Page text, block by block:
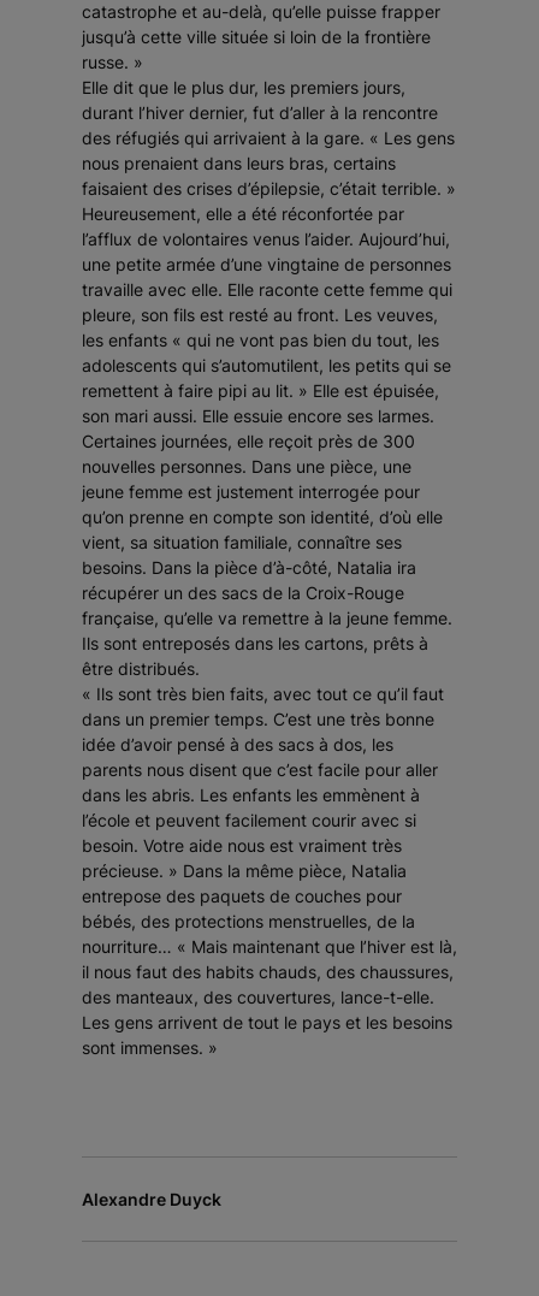
catastrophe et au-delà, qu’elle puisse frapper
jusqu’à cette ville située si loin de la frontière
russe. »
Elle dit que le plus dur, les premiers jours,
durant l’hiver dernier, fut d’aller à la rencontre
des réfugiés qui arrivaient à la gare. « Les gens
nous prenaient dans leurs bras, certains
faisaient des crises d’épilepsie, c’était terrible. »
Heureusement, elle a été réconfortée par
l’afflux de volontaires venus l’aider. Aujourd’hui,
une petite armée d’une vingtaine de personnes
travaille avec elle. Elle raconte cette femme qui
pleure, son fils est resté au front. Les veuves,
les enfants « qui ne vont pas bien du tout, les
adolescents qui s’automutilent, les petits qui se
remettent à faire pipi au lit. » Elle est épuisée,
son mari aussi. Elle essuie encore ses larmes.
Certaines journées, elle reçoit près de 300
nouvelles personnes. Dans une pièce, une
jeune femme est justement interrogée pour
qu’on prenne en compte son identité, d’où elle
vient, sa situation familiale, connaître ses
besoins. Dans la pièce d’à-côté, Natalia ira
récupérer un des sacs de la Croix-Rouge
française, qu’elle va remettre à la jeune femme.
Ils sont entreposés dans les cartons, prêts à
être distribués.
« Ils sont très bien faits, avec tout ce qu’il faut
dans un premier temps. C’est une très bonne
idée d’avoir pensé à des sacs à dos, les
parents nous disent que c’est facile pour aller
dans les abris. Les enfants les emmènent à
l’école et peuvent facilement courir avec si
besoin. Votre aide nous est vraiment très
précieuse. » Dans la même pièce, Natalia
entrepose des paquets de couches pour
bébés, des protections menstruelles, de la
nourriture… « Mais maintenant que l’hiver est là,
il nous faut des habits chauds, des chaussures,
des manteaux, des couvertures, lance-t-elle.
Les gens arrivent de tout le pays et les besoins
sont immenses. »
Alexandre Duyck